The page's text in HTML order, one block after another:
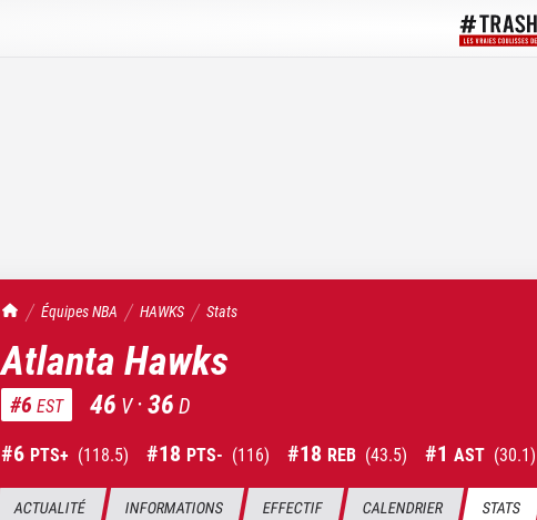
TrashTalk Actu NBA
Équipes NBA HAWKS Stats
Atlanta Hawks
#6 EST 46 V ·36 D
#6 PTS+ (118.5) #18 PTS- (116) #18 REB (43.5) #1 AST (30.1)
ACTUALITÉ INFORMATIONS EFFECTIF CALENDRIER STATS